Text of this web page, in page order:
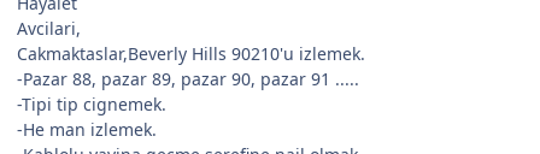
Avcilari,
Cakmaktaslar,Beverly Hills 90210'u izlemek.
-Pazar 88, pazar 89, pazar 90, pazar 91 .....
-Tipi tip cignemek.
-He man izlemek.